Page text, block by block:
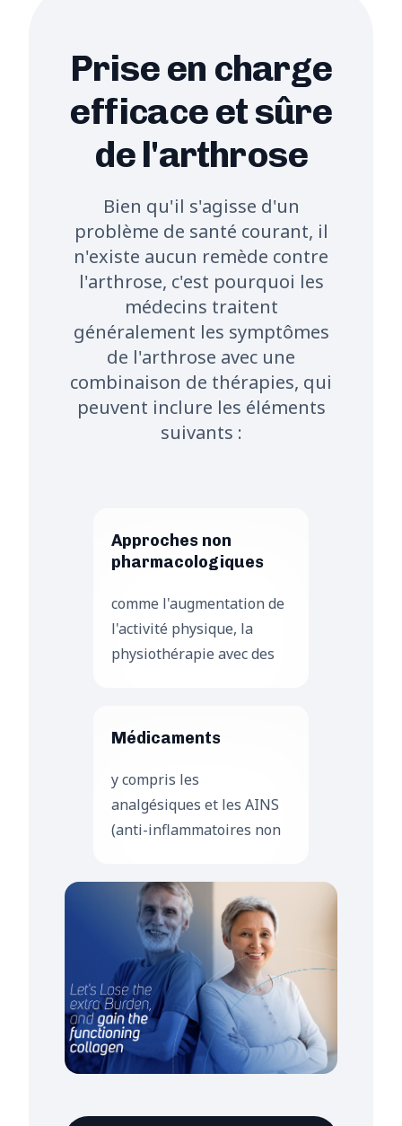
Prise en charge
efficace et sûre
de l'arthrose
Bien qu'il s'agisse d'un
problème de santé courant, il
n'existe aucun remède contre
l'arthrose, c'est pourquoi les
médecins traitent
généralement les symptômes
de l'arthrose avec une
combinaison de thérapies, qui
peuvent inclure les éléments
suivants :
Approches non
pharmacologiques
comme l'augmentation de
l'activité physique, la
physiothérapie avec des
poids.
Médicaments
y compris les
analgésiques et les AINS
(anti-inflammatoires non